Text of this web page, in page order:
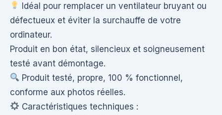
Idéal pour remplacer un ventilateur bruyant ou
défectueux et éviter la surchauffe de votre
ordinateur.
Produit en bon état, silencieux et soigneusement
testé avant démontage.
Produit testé, propre, 100 % fonctionnel,
conforme aux photos réelles.
Caractéristiques techniques :